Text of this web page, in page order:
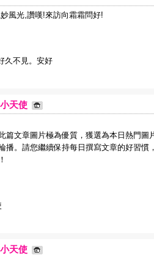
風光,讚嘆!來訪向霜霜問好!
久不見。安好
天使
文章圖片極為優質，獲選為本日熱門圖
播。請您繼續保持每日撰寫文章的好習慣
天使